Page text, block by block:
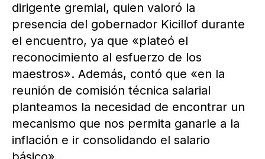
dirigente gremial, quien valoró la
presencia del gobernador Kicillof durante
el encuentro, ya que «plateó el
reconocimiento al esfuerzo de los
maestros». Además, contó que «en la
reunión de comisión técnica salarial
planteamos la necesidad de encontrar un
mecanismo que nos permita ganarle a la
inflación e ir consolidando el salario